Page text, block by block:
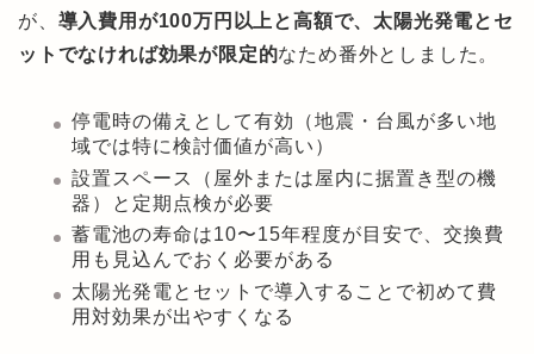
が、 導入費用が100万円以上と高額で、太陽光発電とセ
ットでなければ効果が限定的なため番外としました。
停電時の備えとして有効（地震・台風が多い地
域では特に検討価値が高い）
設置スペース（屋外または屋内に据置き型の機
器）と定期点検が必要
蓄電池の寿命は10〜15年程度が目安で、交換費
用も見込んでおく必要がある
太陽光発電とセットで導入することで初めて費
用対効果が出やすくなる